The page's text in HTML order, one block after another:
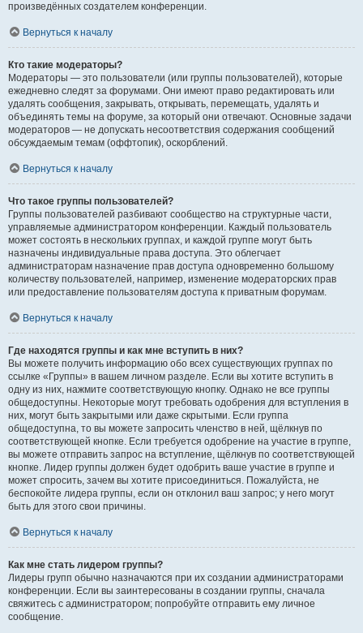
произведённых создателем конференции.
Вернуться к началу
Кто такие модераторы?
Модераторы — это пользователи (или группы пользователей), которые
ежедневно следят за форумами. Они имеют право редактировать или
удалять сообщения, закрывать, открывать, перемещать, удалять и
объединять темы на форуме, за который они отвечают. Основные задачи
модераторов — не допускать несоответствия содержания сообщений
обсуждаемым темам (оффтопик), оскорблений.
Вернуться к началу
Что такое группы пользователей?
Группы пользователей разбивают сообщество на структурные части,
управляемые администратором конференции. Каждый пользователь
может состоять в нескольких группах, и каждой группе могут быть
назначены индивидуальные права доступа. Это облегчает
администраторам назначение прав доступа одновременно большому
количеству пользователей, например, изменение модераторских прав
или предоставление пользователям доступа к приватным форумам.
Вернуться к началу
Где находятся группы и как мне вступить в них?
Вы можете получить информацию обо всех существующих группах по
ссылке «Группы» в вашем личном разделе. Если вы хотите вступить в
одну из них, нажмите соответствующую кнопку. Однако не все группы
общедоступны. Некоторые могут требовать одобрения для вступления в
них, могут быть закрытыми или даже скрытыми. Если группа
общедоступна, то вы можете запросить членство в ней, щёлкнув по
соответствующей кнопке. Если требуется одобрение на участие в группе,
вы можете отправить запрос на вступление, щёлкнув по соответствующей
кнопке. Лидер группы должен будет одобрить ваше участие в группе и
может спросить, зачем вы хотите присоединиться. Пожалуйста, не
беспокойте лидера группы, если он отклонил ваш запрос; у него могут
быть для этого свои причины.
Вернуться к началу
Как мне стать лидером группы?
Лидеры групп обычно назначаются при их создании администраторами
конференции. Если вы заинтересованы в создании группы, сначала
свяжитесь с администратором; попробуйте отправить ему личное
сообщение.